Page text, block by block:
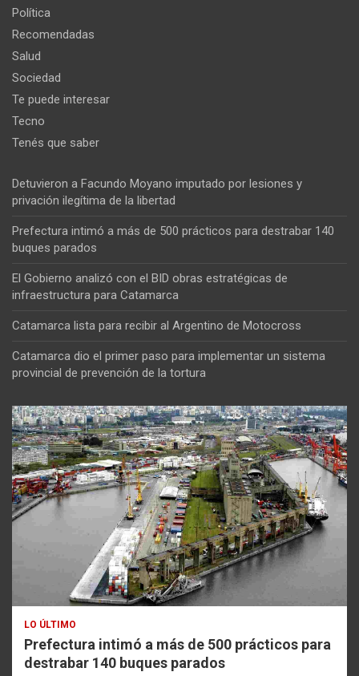
Política
Recomendadas
Salud
Sociedad
Te puede interesar
Tecno
Tenés que saber
Detuvieron a Facundo Moyano imputado por lesiones y
privación ilegítima de la libertad
Prefectura intimó a más de 500 prácticos para destrabar 140
buques parados
El Gobierno analizó con el BID obras estratégicas de
infraestructura para Catamarca
Catamarca lista para recibir al Argentino de Motocross
Catamarca dio el primer paso para implementar un sistema
provincial de prevención de la tortura
LO ÚLTIMO
Prefectura intimó a más de 500 prácticos para
destrabar 140 buques parados